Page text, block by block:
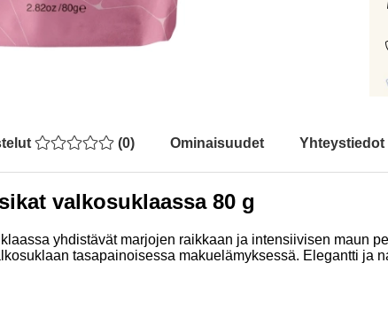
(0) Ominaisuudet Yhteystiedot
valkosuklaassa 80 g
yhdistävät marjojen raikkaan ja intensiivisen maun
tasapainoisessa makuelämyksessä. Elegantti